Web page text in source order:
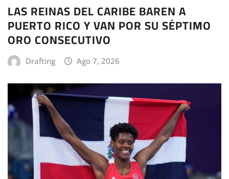
LAS REINAS DEL CARIBE BAREN A
PUERTO RICO Y VAN POR SU SÉPTIMO
ORO CONSECUTIVO
Drafting Ago 7, 2026